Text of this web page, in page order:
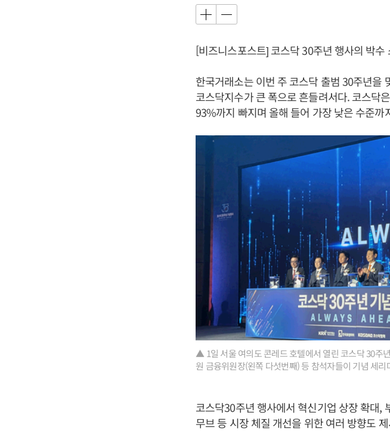
[비즈니스포스트] 코스닥 30주년 행사의 박수
한국거래소는 이번 주 코스닥 출범 30주년을
코스닥지수가 큰 폭으로 흔들려서다. 코스닥
93%까지 빠지며 올해 들어 가장 낮은 수준까
▲ 1일 서울 여의도 콘레드 호텔에서 열린 코스닥 30주
원 금융위원장(왼쪽 다섯번째) 등 참석자들이 기념 세
코스닥30주년 행사에서 혁신기업 상장 확대,
무브 등 시장 체질 개선을 위한 여러 방향도